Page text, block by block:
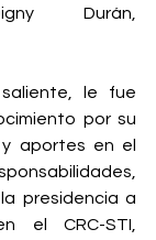
Durán,
le fue
por su
aportes en el
presidencia a
el CRC-STI,